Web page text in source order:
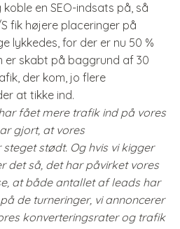
en SEO-indsats på, så
fik højere placeringer på
lykkedes, for der er nu 50 %
er skabt på baggrund af 30
der kom, jo flere
at tikke ind.
fået mere trafik ind på vores
gjort, at vores
stødt. Og hvis vi kigger
det så, det har påvirket vores
at både antallet af leads har
de turneringer, vi annoncerer
konverteringsrater og trafik